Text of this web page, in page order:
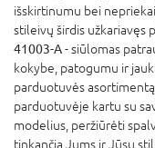
išskirtinumu bei
stileivų širdis užkariavęs
41003-A- siūlomas
kokybe, patogumu ir
parduotuvės
parduotuvėje kartu su
modelius, peržiūrėti
tinkančią Jums ir Jūsų